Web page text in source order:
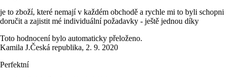
je to zboží, které nemají v každém obchodě a rychle mi to byli schopni
doručit a zajistit mé individuální požadavky - ještě jednou díky
Toto hodnocení bylo automaticky přeloženo.
Kamila J.Česká republika, 2. 9. 2020
Perfektní